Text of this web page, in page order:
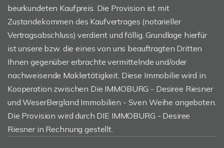
beurkundeten Kaufpreis. Die Provision ist mit
Zustandekommen des Kaufvertrages (notarieller
Vertragsabschluss) verdient und fällig. Grundlage hierfür
ist unsere bzw. die eines von uns beauftragten Dritten
Ihnen gegenüber erbrachte vermittelnde und/oder
nachweisende Maklertätigkeit. Diese Immobilie wird in
Kooperation zwischen Die IMMOBURG - Desiree Riesner
und WeserBergland Immobilien - Sven Weihe angeboten.
Die Provision wird durch DIE IMMOBURG - Desiree
Riesner in Rechnung gestellt.